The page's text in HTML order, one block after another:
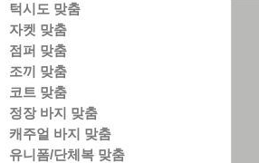
턱시도 맞춤
자켓 맞춤
점퍼 맞춤
조끼 맞춤
코트 맞춤
정장 바지 맞춤
캐주얼 바지 맞춤
유니폼/단체복 맞춤